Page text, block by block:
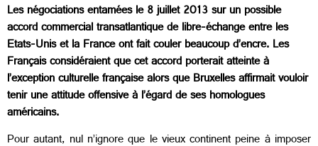
Les négociations entamées le 8 juillet 2013 sur un possible
accord commercial transatlantique de libre-échange entre les
Etats-Unis et la France ont fait couler beaucoup d’encre. Les
Français considéraient que cet accord porterait atteinte à
l’exception culturelle française alors que Bruxelles affirmait vouloir
tenir une attitude offensive à l’égard de ses homologues
américains.
Pour autant, nul n’ignore que le vieux continent peine à imposer